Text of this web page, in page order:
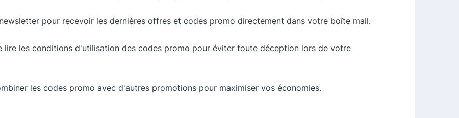
pour recevoir les dernières offres et codes promo directement dans votre boîte mail.
lire les conditions d'utilisation des codes promo pour éviter toute déception lors de votre
les codes promo avec d'autres promotions pour maximiser vos économies.